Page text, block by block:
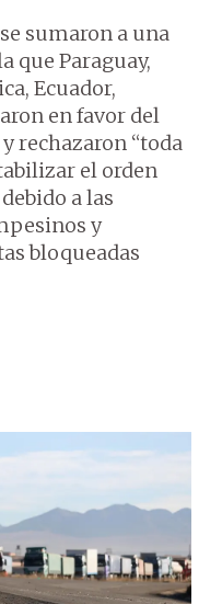
sumaron a una
que Paraguay,
Ecuador,
en favor del
rechazaron “toda
el orden
a las
y
bloqueadas